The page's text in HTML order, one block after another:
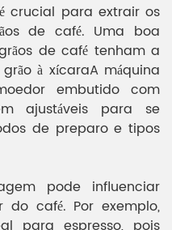
crucial para extrair os
de café. Uma boa
de café tenham a
à xícaraA máquina
embutido com
ajustáveis ​​para se
de preparo e tipos
pode influenciar
do café. Por exemplo,